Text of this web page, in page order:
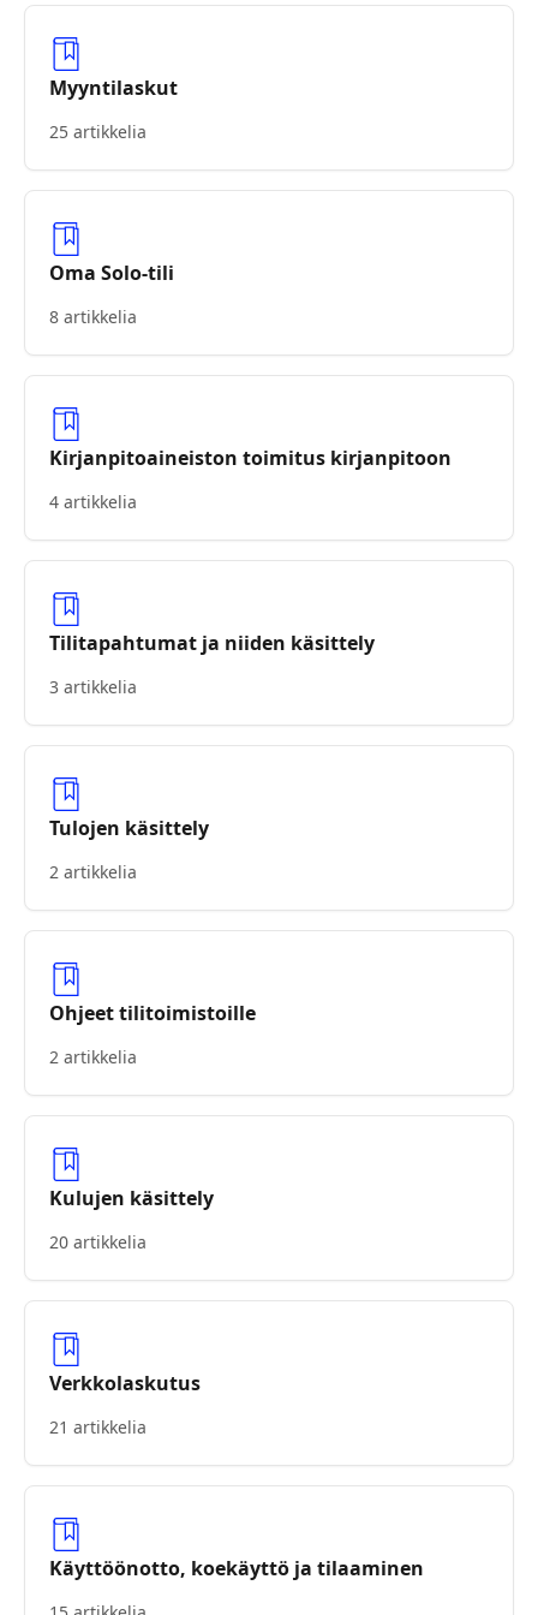
Myyntilaskut
25 artikkelia
Oma Solo-tili
8 artikkelia
Kirjanpitoaineiston toimitus kirjanpitoon
4 artikkelia
Tilitapahtumat ja niiden käsittely
3 artikkelia
Tulojen käsittely
2 artikkelia
Ohjeet tilitoimistoille
2 artikkelia
Kulujen käsittely
20 artikkelia
Verkkolaskutus
21 artikkelia
Käyttöönotto, koekäyttö ja tilaaminen